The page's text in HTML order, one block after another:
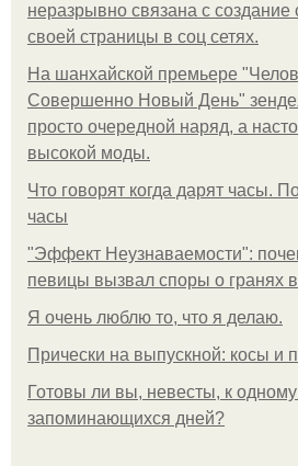
неразрывно связана с создание
своей страницы в соц сетях.
На шанхайской премьере
Совершенно Новый День"
просто очередной наряд, а
высокой моды.
Что говорят когда дарят часы.
часы
"Эффект Неузнаваемости":
певицы вызвал споры о гранях
Я очень люблю то, что я делаю.
Прически на выпускной: косы и
Готовы ли вы, невесты, к
запоминающихся дней?